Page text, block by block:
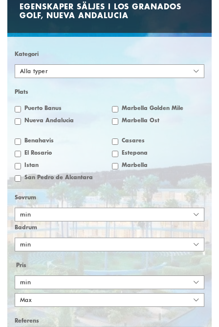
EGENSKAPER SÄLJES I LOS GRANADOS
GOLF, NUEVA ANDALUCIA
Kategori
Alla typer
Plats
Puerto Banus Marbella Golden Mile
Nueva Andalucia Marbella Öst
Benahavis Casares
El Rosario Estepona
Istan Marbella
San Pedro de Alcantara
Sovrum
min
Badrum
min
Pris
min
Max
Referens